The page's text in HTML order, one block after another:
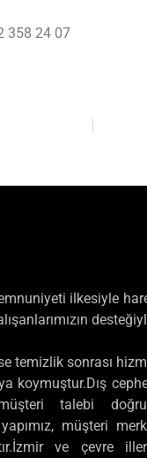
358 24 07
ilkesiyle
temizlik sonrası
koymuştur.Dış
talebi
müşteri
ve çevre